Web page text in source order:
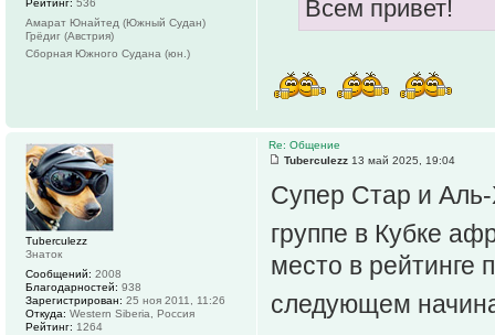
Всем привет!
Рейтинг: 536
Амарат Юнайтед (Южный Судан)
Грёдиг (Австрия)
Сборная Южного Судана (юн.)
Re: Общение
Tuberculezz 13 май 2025, 19:04
Супер Стар и
группе в Кубке
место в рейтинге
следующем
Tuberculezz
Знаток
Сообщений: 2008
Благодарностей: 938
Зарегистрирован: 25 ноя 2011, 11:26
Откуда: Western Siberia, Россия
Рейтинг: 1264